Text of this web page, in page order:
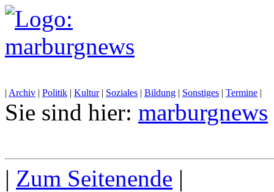
| Archiv | Politik | Kultur| Soziales | Bildung | Sonstiges | Termine |
Sie sind hier: marburgnews
| Zum Seitenende |